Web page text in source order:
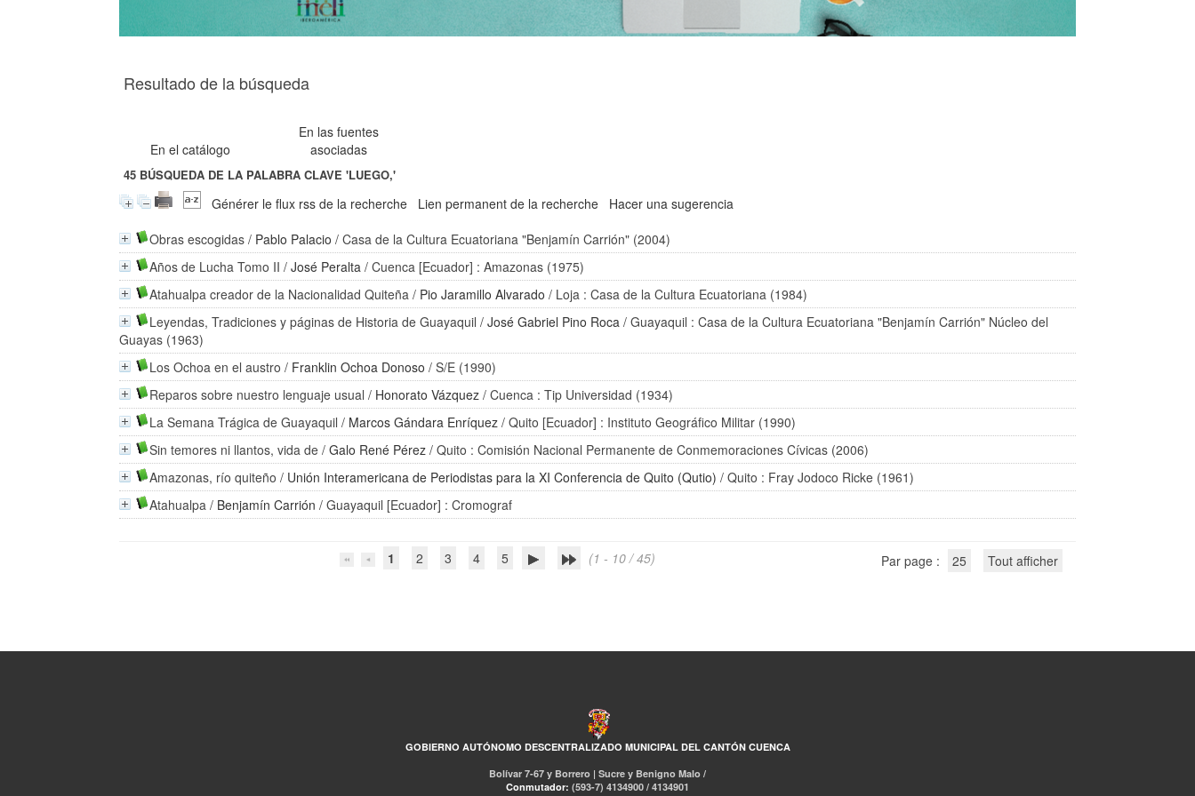
Resultado de la búsqueda
En el catálogo
En las fuentes
asociadas
45 BÚSQUEDA DE LA PALABRA CLAVE'LUEGO,'
Générer le flux rss de la recherche Lien permanent de la recherche
Hacer una sugerencia
Obras escogidas / Pablo Palacio / Casa de la Cultura Ecuatoriana "Benjamín Carrión" (2004)
Años de Lucha Tomo II /José Peralta / Cuenca [Ecuador] : Amazonas (1975)
Atahualpa creador de la Nacionalidad Quiteña / Pio Jaramillo Alvarado / Loja : Casa de la Cultura Ecuatoriana (1984)
Leyendas, Tradiciones y páginas de Historia de Guayaquil /José Gabriel Pino Roca / Guayaquil : Casa de la Cultura Ecuatoriana "Benjamín Carrión" Núcleo del
Guayas (1963)
Los Ochoa en el austro / Franklin Ochoa Donoso / S/E (1990)
Reparos sobre nuestro lenguaje usual / Honorato Vázquez / Cuenca : Tip Universidad (1934)
La Semana Trágica de Guayaquil / Marcos Gándara Enríquez / Quito [Ecuador] : Instituto Geográfico Militar (1990)
Sin temores ni llantos, vida de /Galo René Pérez / Quito : Comisión Nacional Permanente de Conmemoraciones Cívicas (2006)
Amazonas, río quiteño / Unión Interamericana de Periodistas para la XI Conferencia de Quito (Qutio) / Quito : Fray Jodoco Ricke (1961)
Atahualpa / Benjamín Carrión / Guayaquil [Ecuador] : Cromograf
1 2 3 4 5 (1 - 10 / 45) Par page : 25 Tout afficher
GOBIERNO AUTÓNOMO DESCENTRALIZADO MUNICIPAL DEL CANTÓN CUENCA
Bolívar 7-67 y Borrero | Sucre y Benigno Malo /
Conmutador: (593-7) 4134900 / 4134901